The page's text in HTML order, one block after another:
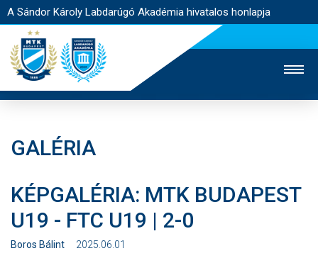
A Sándor Károly Labdarúgó Akadémia hivatalos honlapja
JEGYÉRTÉKESÍTÉS
WEBSHOP
STADION
EGYESÜLET
KAPCSOLAT
GALÉRIA
KÉPGALÉRIA: MTK BUDAPEST
U19 - FTC U19 | 2-0
Boros Bálint 2025.06.01